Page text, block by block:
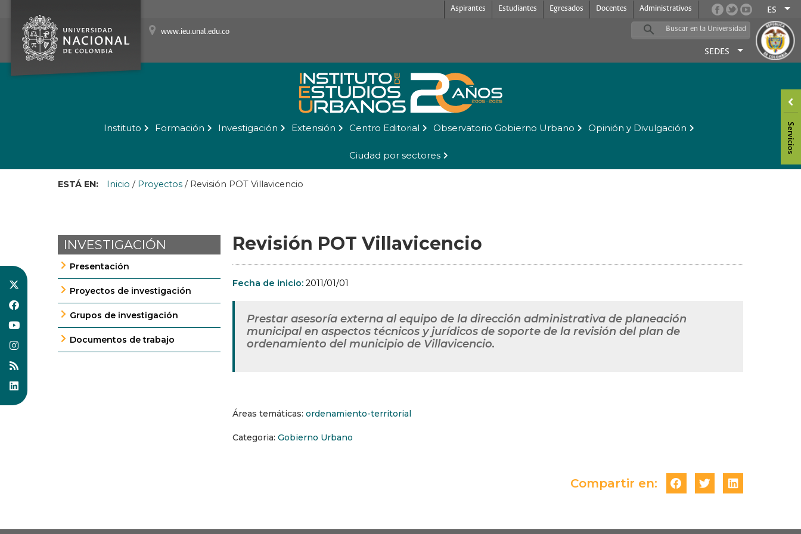
Aspirantes Estudiantes Egresados Docentes Administrativos ES
www.ieu.unal.edu.co
SEDES
Instituto Formación Investigación Extensión Centro Editorial Observatorio Gobierno Urbano Opinión y Divulgación
Ciudad por sectores
ESTÁ EN: Inicio / Proyectos / Revisión POT Villavicencio
INVESTIGACIÓN
Presentación
Proyectos de investigación
Grupos de investigación
Documentos de trabajo
Revisión POT Villavicencio
Fecha de inicio: 2011/01/01
Prestar asesoría externa al equipo de la dirección administrativa de planeación
municipal en aspectos técnicos y jurídicos de soporte de la revisión del plan de
ordenamiento del municipio de Villavicencio.
Áreas temáticas: ordenamiento-territorial
Categoria: Gobierno Urbano
Compartir en: